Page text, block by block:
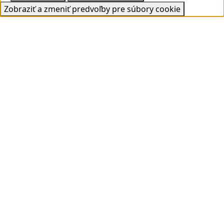
Zobraziť a zmeniť predvoľby pre súbory cookie